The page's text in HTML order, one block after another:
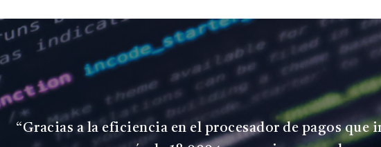
“Gracias a la eficiencia en el procesador de pagos que